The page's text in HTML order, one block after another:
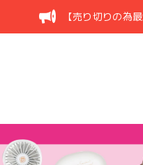
【売り切りの為